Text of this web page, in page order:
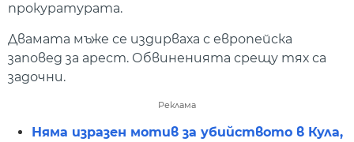
прокуратурата.
Двамата мъже се издирваха с европейска
заповед за арест. Обвиненията срещу тях са
задочни.
Реклама
Няма изразен мотив за убийството в Кула,